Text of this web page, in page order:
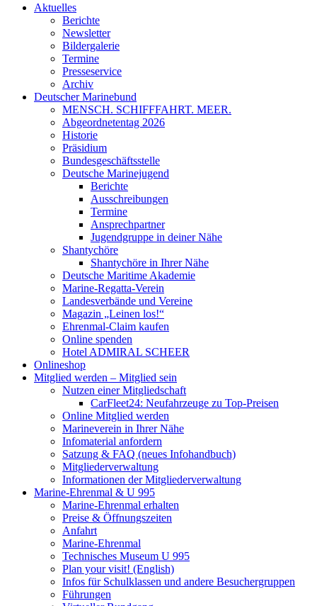
Aktuelles
Berichte
Newsletter
Bildergalerie
Termine
Presseservice
Archiv
Deutscher Marinebund
MENSCH. SCHIFFFAHRT. MEER.
Abgeordnetentag 2026
Historie
Präsidium
Bundesgeschäftsstelle
Deutsche Marinejugend
Berichte
Ausschreibungen
Termine
Ansprechpartner
Jugendgruppe in deiner Nähe
Shantychöre
Shantychöre in Ihrer Nähe
Deutsche Maritime Akademie
Marine-Regatta-Verein
Landesverbände und Vereine
Magazin „Leinen los!“
Ehrenmal-Claim kaufen
Online spenden
Hotel ADMIRAL SCHEER
Onlineshop
Mitglied werden – Mitglied sein
Nutzen einer Mitgliedschaft
CarFleet24: Neufahrzeuge zu Top-Preisen
Online Mitglied werden
Marineverein in Ihrer Nähe
Infomaterial anfordern
Satzung & FAQ (neues Infohandbuch)
Mitgliederverwaltung
Informationen der Mitgliederverwaltung
Marine-Ehrenmal & U 995
Marine-Ehrenmal erhalten
Preise & Öffnungszeiten
Anfahrt
Marine-Ehrenmal
Technisches Museum U 995
Plan your visit! (English)
Infos für Schulklassen und andere Besuchergruppen
Führungen